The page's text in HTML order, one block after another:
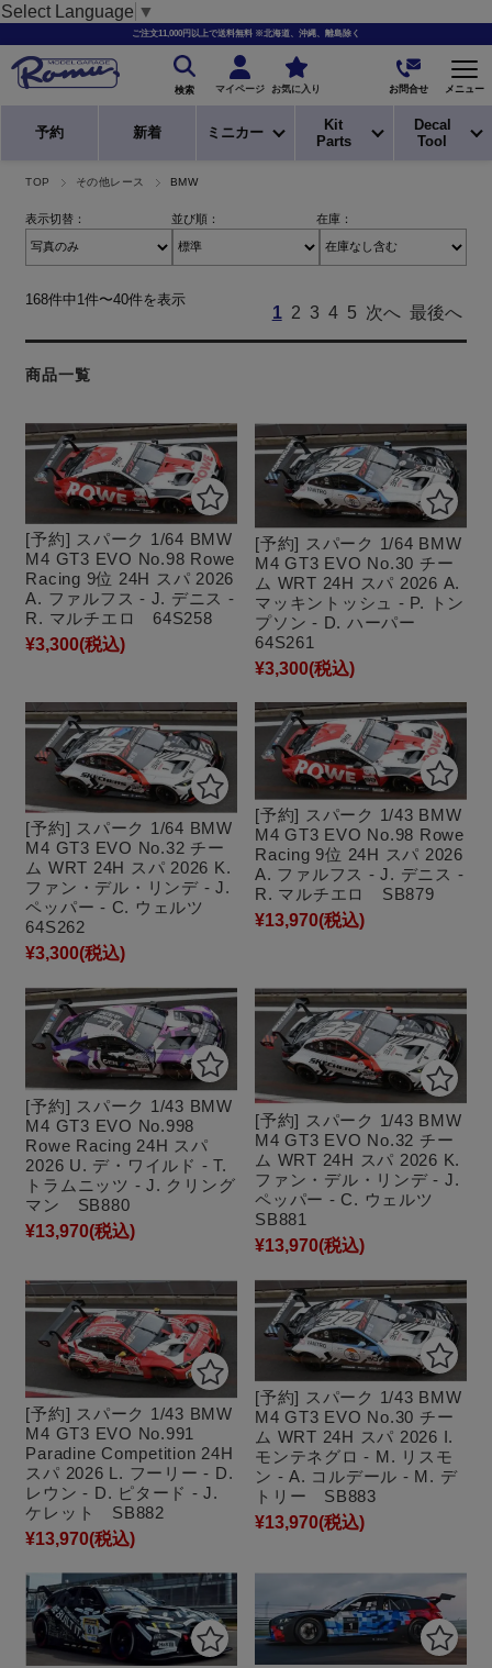
Select Language ▼
ご注文11,000円以上で送料無料 ※北海道、沖縄、離島除く
検索 マイページ お気に入り お問合せ メニュー
予約 新着 ミニカー
Kit
Parts
Decal
Tool
TOP その他レース BMW
表示切替： 並び順： 在庫：
168件中1件〜40件を表示
1 2 3 4 5 次へ 最後へ
商品一覧
[予約] スパーク 1/64 BMW
M4 GT3 EVO No.98 Rowe
Racing 9位 24H スパ 2026
A. ファルフス - J. デニス -
R. マルチエロ 64S258
¥3,300(税込)
[予約] スパーク 1/64 BMW
M4 GT3 EVO No.30 チー
ム WRT 24H スパ 2026 A.
マッキントッシュ - P. トン
プソン - D. ハーパー
64S261
¥3,300(税込)
[予約] スパーク 1/64 BMW
M4 GT3 EVO No.32 チー
ム WRT 24H スパ 2026 K.
ファン・デル・リンデ - J.
ペッパー - C. ウェルツ
64S262
¥3,300(税込)
[予約] スパーク 1/43 BMW
M4 GT3 EVO No.98 Rowe
Racing 9位 24H スパ 2026
A. ファルフス - J. デニス -
R. マルチエロ SB879
¥13,970(税込)
[予約] スパーク 1/43 BMW
M4 GT3 EVO No.998
Rowe Racing 24H スパ
2026 U. デ・ワイルド - T.
トラムニッツ - J. クリング
マン SB880
¥13,970(税込)
[予約] スパーク 1/43 BMW
M4 GT3 EVO No.32 チー
ム WRT 24H スパ 2026 K.
ファン・デル・リンデ - J.
ペッパー - C. ウェルツ
SB881
¥13,970(税込)
[予約] スパーク 1/43 BMW
M4 GT3 EVO No.991
Paradine Competition 24H
スパ 2026 L. フーリー - D.
レウン - D. ピタード - J.
ケレット SB882
¥13,970(税込)
[予約] スパーク 1/43 BMW
M4 GT3 EVO No.30 チー
ム WRT 24H スパ 2026 I.
モンテネグロ - M. リスモ
ン - A. コルデール - M. デ
トリー SB883
¥13,970(税込)